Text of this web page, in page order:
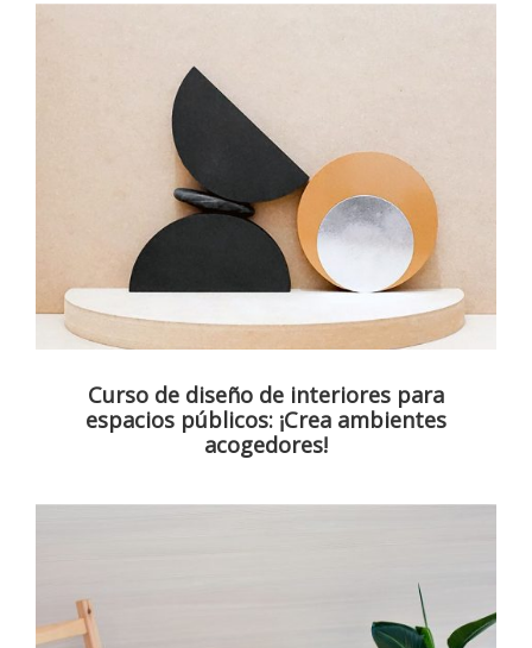
Curso de diseño de interiores para
espacios públicos: ¡Crea ambientes
acogedores!